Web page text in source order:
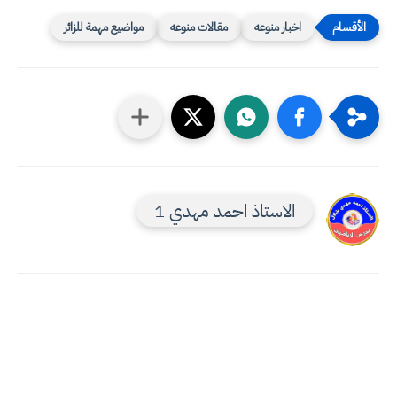
اخبار منوعه مقالات منوعه مواضيع مهمة للزائر
الاستاذ احمد مهدي 1